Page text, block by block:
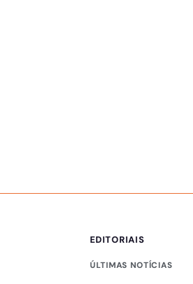
EDITORIAIS
ÚLTIMAS NOTÍCIAS